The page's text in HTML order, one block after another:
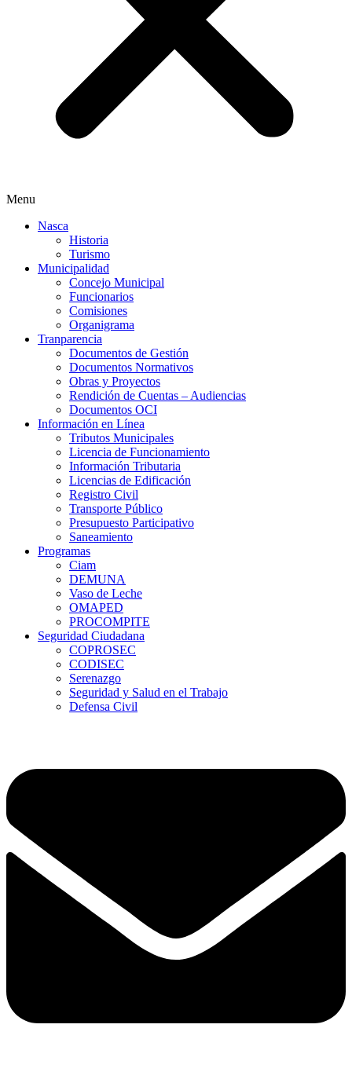
Menu
Nasca
Historia
Turismo
Municipalidad
Concejo Municipal
Funcionarios
Comisiones
Organigrama
Tranparencia
Documentos de Gestión
Documentos Normativos
Obras y Proyectos
Rendición de Cuentas – Audiencias
Documentos OCI
Información en Línea
Tributos Municipales
Licencia de Funcionamiento
Información Tributaria
Licencias de Edificación
Registro Civil
Transporte Público
Presupuesto Participativo
Saneamiento
Programas
Ciam
DEMUNA
Vaso de Leche
OMAPED
PROCOMPITE
Seguridad Ciudadana
COPROSEC
CODISEC
Serenazgo
Seguridad y Salud en el Trabajo
Defensa Civil